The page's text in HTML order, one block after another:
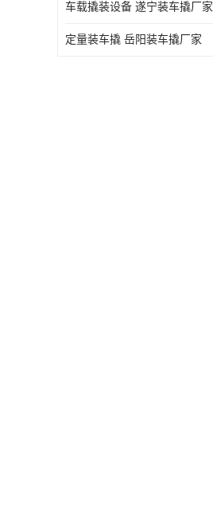
车载撬装设备 遂宁装车撬厂家
定量装车撬 岳阳装车撬厂家